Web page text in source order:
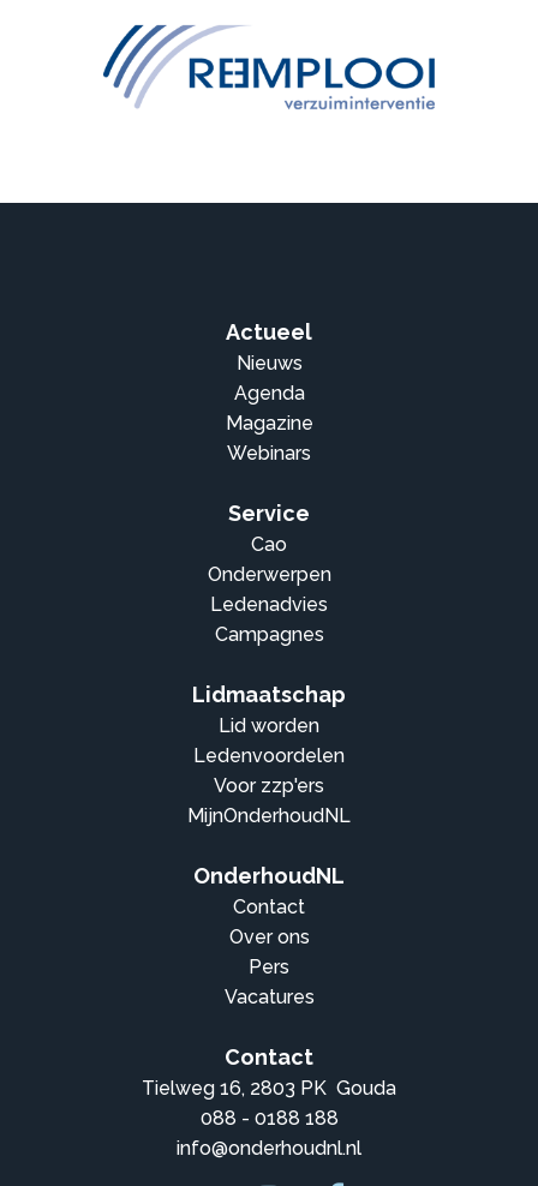
Actueel
Nieuws
Agenda
Magazine
Webinars
Service
Cao
Onderwerpen
Ledenadvies
Campagnes
Lidmaatschap
Lid worden
Ledenvoordelen
Voor zzp'ers
MijnOnderhoudNL
OnderhoudNL
Contact
Over ons
Pers
Vacatures
Contact
Tielweg 16, 2803 PK Gouda
088 - 0188 188
info@onderhoudnl.nl